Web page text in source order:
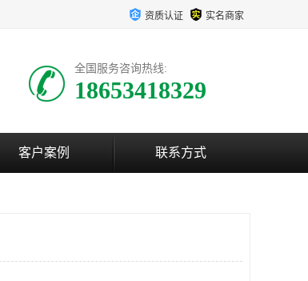
资质认证 实名商家
全国服务咨询热线:
18653418329
客户案例 联系方式